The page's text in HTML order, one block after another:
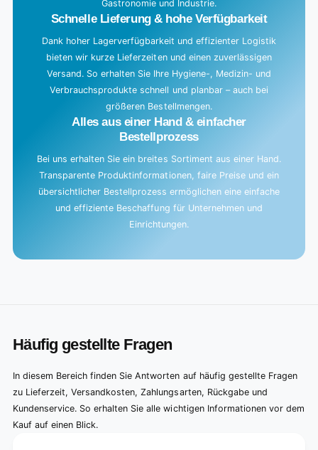
Gastronomie und Industrie.
Schnelle Lieferung & hohe Verfügbarkeit
Dank hoher Lagerverfügbarkeit und effizienter Logistik
bieten wir kurze Lieferzeiten und einen zuverlässigen
Versand. So erhalten Sie Ihre Hygiene-, Medizin- und
Verbrauchsprodukte schnell und planbar – auch bei
größeren Bestellmengen.
Alles aus einer Hand & einfacher
Bestellprozess
Bei uns erhalten Sie ein breites Sortiment aus einer Hand.
Transparente Produktinformationen, faire Preise und ein
übersichtlicher Bestellprozess ermöglichen eine einfache
und effiziente Beschaffung für Unternehmen und
Einrichtungen.
Häufig gestellte Fragen
In diesem Bereich finden Sie Antworten auf häufig gestellte Fragen
zu Lieferzeit, Versandkosten, Zahlungsarten, Rückgabe und
Kundenservice. So erhalten Sie alle wichtigen Informationen vor dem
Kauf auf einen Blick.